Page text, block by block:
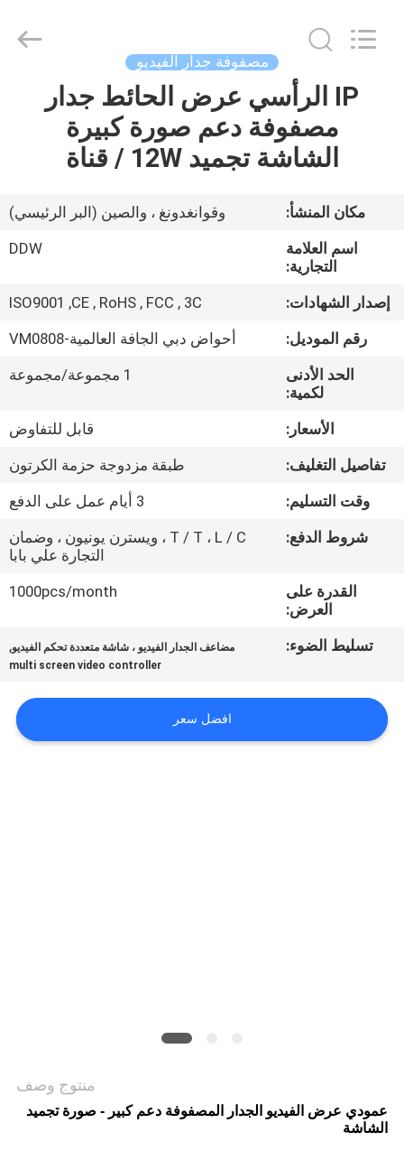
الصفحة
الرئيسية
معلومات
جولة
مراقبة
الجودة
اتصل
اقتباس
مصفوفة جدار الفيديو
IP الرأسي عرض الحائط جدار
مصفوفة دعم صورة كبيرة
الشاشة تجميد 12W / قناة
مكان المنشأ:
وقوانغدونغ ، والصين (البر الرئيسي)
اسم العلامة
التجارية:
DDW
إصدار الشهادات:
ISO9001 ,CE , RoHS , FCC , 3C
رقم الموديل:
أحواض دبي الجافة العالمية-VM0808
الحد الأدنى
لكمية:
1 مجموعة/مجموعة
الأسعار:
قابل للتفاوض
تفاصيل التغليف:
طبقة مزدوجة حزمة الكرتون
وقت التسليم:
3 أيام عمل على الدفع
شروط الدفع:
T / T ، L / C ، ويسترن يونيون ، وضمان
التجارة علي بابا
القدرة على
العرض:
1000pcs/month
تسليط الضوء: مضاعف الجدار الفيديو ، شاشة متعددة تحكم الفيديو,
multi screen video controller
افضل سعر
منتوج وصف
عمودي عرض الفيديو الجدار المصفوفة دعم كبير - صورة تجميد
الشاشة